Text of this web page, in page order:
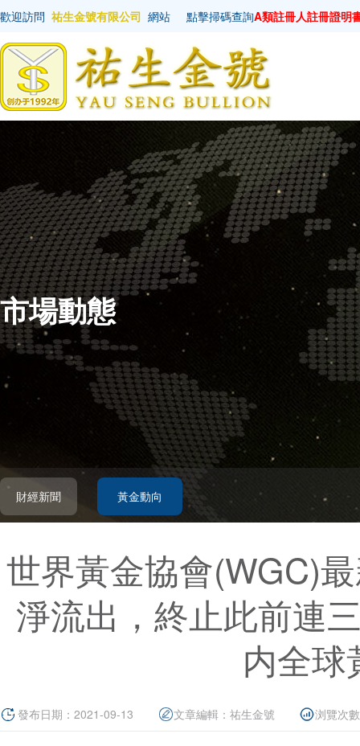
歡迎訪問 祐生金號有限公司 網站 點擊掃碼查詢A類註冊人註冊證明
市場動態
財經新聞 黃金動向
世界黃金協會(WGC)
淨流出，終止此前連
内全球
發布日期：2021-09-13 文章編輯： 祐生金號 浏覽次